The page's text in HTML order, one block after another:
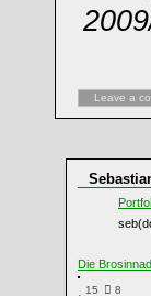
Leave a
Die
15 8